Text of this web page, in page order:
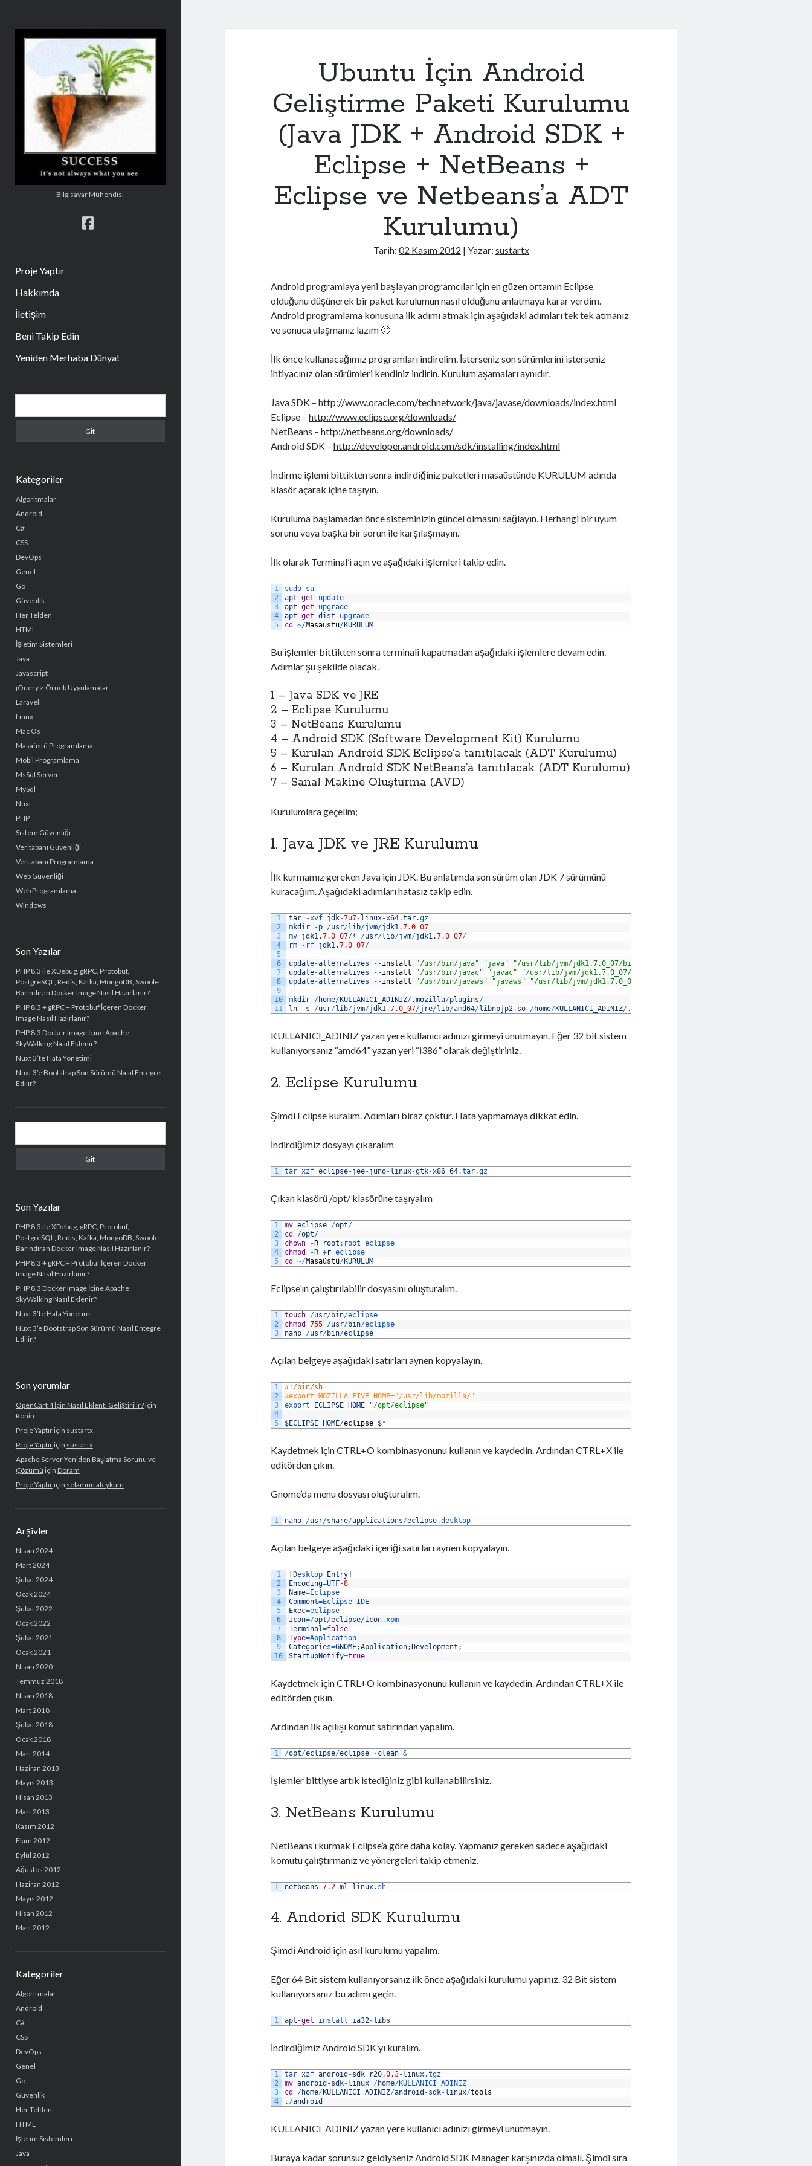
Şakir
Mehmetoğlu
Bilgisayar Mühendisi
facebook
Proje Yaptır
Hakkımda
İletişim
Beni Takip Edin
Yeniden Merhaba Dünya!
Yan
Menü
Kategoriler
Algoritmalar
Android
C#
CSS
DevOps
Genel
Go
Güvenlik
Her Telden
HTML
İşletim Sistemleri
Java
Javascript
jQuery > Örnek Uygulamalar
Laravel
Linux
Mac Os
Masaüstü Programlama
Mobil Programlama
MsSql Server
MySql
Nuxt
PHP
Sistem Güvenliği
Veritabanı Güvenliği
Veritabanı Programlama
Web Güvenliği
Web Programlama
Windows
Son Yazılar
PHP 8.3 ile XDebug, gRPC, Protobuf,
PostgreSQL, Redis, Kafka, MongoDB, Swoole
Barındıran Docker Image Nasıl Hazırlanır?
PHP 8.3 + gRPC + Protobuf İçeren Docker
Image Nasıl Hazırlanır?
PHP 8.3 Docker Image İçine Apache
SkyWalking Nasıl Eklenir?
Nuxt 3’te Hata Yönetimi
Nuxt 3’e Bootstrap Son Sürümü Nasıl Entegre
Edilir?
Son Yazılar
PHP 8.3 ile XDebug, gRPC, Protobuf,
PostgreSQL, Redis, Kafka, MongoDB, Swoole
Barındıran Docker Image Nasıl Hazırlanır?
PHP 8.3 + gRPC + Protobuf İçeren Docker
Image Nasıl Hazırlanır?
PHP 8.3 Docker Image İçine Apache
SkyWalking Nasıl Eklenir?
Nuxt 3’te Hata Yönetimi
Nuxt 3’e Bootstrap Son Sürümü Nasıl Entegre
Edilir?
Son yorumlar
OpenCart 4 İçin Nasıl Eklenti Geliştirilir?için
Ronin
Proje Yaptıriçin sustartx
Proje Yaptıriçin sustartx
Apache Server Yeniden Başlatma Sorunu ve
Çözümü için Doram
Proje Yaptıriçin selamun aleykum
Arşivler
Nisan 2024
Mart 2024
Şubat 2024
Ocak 2024
Şubat 2022
Ocak 2022
Şubat 2021
Ocak 2021
Nisan 2020
Temmuz 2018
Nisan 2018
Mart 2018
Şubat 2018
Ocak 2018
Mart 2014
Haziran 2013
Mayıs 2013
Nisan 2013
Mart 2013
Kasım 2012
Ekim 2012
Eylül 2012
Ağustos 2012
Haziran 2012
Mayıs 2012
Nisan 2012
Mart 2012
Kategoriler
Algoritmalar
Android
C#
CSS
DevOps
Genel
Go
Güvenlik
Her Telden
HTML
İşletim Sistemleri
Java
Ubuntu İçin Android
Geliştirme Paketi Kurulumu
(Java JDK + Android SDK +
Eclipse + NetBeans +
Eclipse ve Netbeans’a ADT
Kurulumu)
Tarih: 02 Kasım 2012 | Yazar: sustartx
Android programlaya yeni başlayan programcılar için en güzen ortamın Eclipse
olduğunu düşünerek bir paket kurulumun nasıl olduğunu anlatmaya karar verdim.
Android programlama konusuna ilk adımı atmak için aşağıdaki adımları tek tek atmanız
ve sonuca ulaşmanız lazım 🙂
İlk önce kullanacağımız programları indirelim. İsterseniz son sürümlerini isterseniz
ihtiyacınız olan sürümleri kendiniz indirin. Kurulum aşamaları aynıdır.
Java SDK –http://www.oracle.com/technetwork/java/javase/downloads/index.html
Eclipse –http://www.eclipse.org/downloads/
NetBeans –http://netbeans.org/downloads/
Android SDK –http://developer.android.com/sdk/installing/index.html
İndirme işlemi bittikten sonra indirdiğiniz paketleri masaüstünde KURULUM adında
klasör açarak içine taşıyın.
Kuruluma başlamadan önce sisteminizin güncel olmasını sağlayın. Herhangi bir uyum
sorunu veya başka bir sorun ile karşılaşmayın.
İlk olarak Terminal’i açın ve aşağıdaki işlemleri takip edin.
1
2
3
4
5
sudo su
apt -get
update
apt -get
upgrade
apt -get dist -upgrade
cd
~/Masaüstü/KURULUM
Bu işlemler bittikten sonra terminali kapatmadan aşağıdaki işlemlere devam edin.
Adımlar şu şekilde olacak.
1 – Java SDK ve JRE
2 – Eclipse Kurulumu
3 – NetBeans Kurulumu
4 – Android SDK (Software Development Kit) Kurulumu
5 – Kurulan Android SDK Eclipse’a tanıtılacak (ADT Kurulumu)
6 – Kurulan Android SDK NetBeans’a tanıtılacak (ADT Kurulumu)
7 – Sanal Makine Oluşturma (AVD)
Kurulumlara geçelim;
1. Java JDK ve JRE Kurulumu
İlk kurmamız gereken Java için JDK. Bu anlatımda son sürüm olan JDK 7 sürümünü
kuracağım. Aşağıdaki adımları hatasız takip edin.
1
2
3
4
5
6
7
8
9
10
11
tar -xvf jdk-7u7- linux-x64.tar.gz
mkdir
-p /usr/lib/jvm/jdk1.7.0_07
mv jdk1.7.0_07/* /usr/lib/jvm/jdk1.7.0_07/
rm
- rf jdk1.7.0_07/
update-alternatives --install "/usr/bin/java" "java" "/usr/lib/jvm/jdk1.7.0_07/bin/java"
update-alternatives --install "/usr/bin/javac" "javac" "/usr/lib/jvm/jdk1.7.0_07/bin/javac"
update-alternatives --install "/usr/bin/javaws" "javaws" "/usr/lib/jvm/jdk1.7.0_07/bin/javaws"
mkdir /home/KULLANICI_ADINIZ/.mozilla/plugins/
ln
-s /usr/lib/jvm/jdk1.7.0_07/jre/lib/amd64/libnpjp2. so /home/KULLANICI_ADINIZ/.
KULLANICI_ADINIZ yazan yere kullanıcı adınızı girmeyi unutmayın. Eğer 32 bit sistem
kullanıyorsanız “amd64” yazan yeri “i386” olarak değiştiriniz.
2. Eclipse Kurulumu
Şimdi Eclipse kuralım. Adımları biraz çoktur. Hata yapmamaya dikkat edin.
İndirdiğimiz dosyayı çıkaralım
1 tar xzf eclipse-jee-juno- linux-gtk-x86_64.tar.gz
Çıkan klasörü /opt/ klasörüne taşıyalım
1
2
3
4
5
mv eclipse /opt/
cd
/opt/
chown
- R root : root eclipse
chmod
- R +r eclipse
cd
~/Masaüstü/KURULUM
Eclipse’ın çalıştırılabilir dosyasını oluşturalım.
1
2
3
touch /usr/bin/eclipse
chmod
755 /usr/bin/eclipse
nano /usr/bin/eclipse
Açılan belgeye aşağıdaki satırları aynen kopyalayın.
1
2
3
4
5
#!/bin/sh
#export MOZILLA_FIVE_HOME="/usr/lib/mozilla/"
export
ECLIPSE_HOME="/opt/eclipse"
$ECLIPSE_HOME/eclipse $*
Kaydetmek için CTRL+O kombinasyonunu kullanın ve kaydedin. Ardından CTRL+X ile
editörden çıkın.
Gnome’da menu dosyası oluşturalım.
1 nano /usr/share/applications/eclipse.desktop
Açılan belgeye aşağıdaki içeriği satırları aynen kopyalayın.
1
2
3
4
5
6
7
8
9
10
Desktop Entry
Encoding=UTF-8
Name=Eclipse
Comment=Eclipse IDE
Exec=eclipse
Icon=/opt/eclipse/icon.xpm
Terminal=false
Type=Application
Categories=GNOME;Application; Development ;
StartupNotify=true
Kaydetmek için CTRL+O kombinasyonunu kullanın ve kaydedin. Ardından CTRL+X ile
editörden çıkın.
Ardından ilk açılışı komut satırından yapalım.
1 /opt/eclipse/eclipse -clean &
İşlemler bittiyse artık istediğiniz gibi kullanabilirsiniz.
3. NetBeans Kurulumu
NetBeans’ı kurmak Eclipse’a göre daha kolay. Yapmanız gereken sadece aşağıdaki
komutu çalıştırmanız ve yönergeleri takip etmeniz.
1 netbeans -7.2-ml - linux.sh
4. Andorid SDK Kurulumu
Şimdi Android için asıl kurulumu yapalım.
Eğer 64 Bit sistem kullanıyorsanız ilk önce aşağıdaki kurulumu yapınız. 32 Bit sistem
kullanıyorsanız bu adımı geçin.
1 apt -get install ia32- libs
İndirdiğimiz Android SDK’yı kuralım.
1
2
3
4
tar xzf android -sdk_r20.0.3- linux.tgz
mv android -sdk- linux /home/KULLANICI_ADINIZ
cd
/home/KULLANICI_ADINIZ/android -sdk- linux/tools
. /android
KULLANICI_ADINIZ yazan yere kullanıcı adınızı girmeyi unutmayın.
Buraya kadar sorunsuz geldiyseniz Android SDK Manager karşınızda olmalı. Şimdi sıra